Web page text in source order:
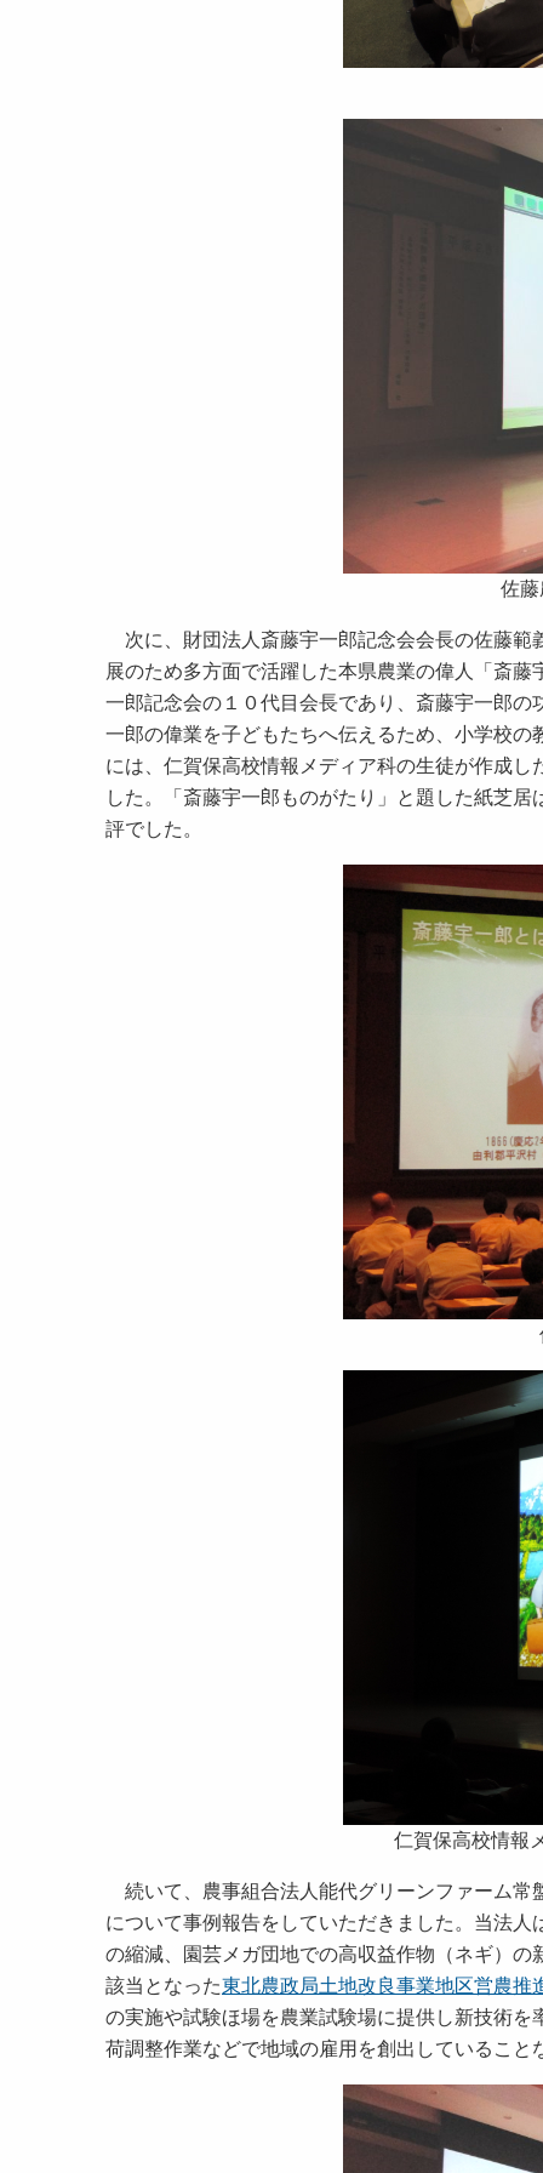
佐
次に、財団法人斎藤宇一郎記念会会長の佐藤範
展のため多方面で活躍した本県農業の偉人「斎
一郎記念会の１０代目会長であり、斎藤宇一郎
一郎の偉業を子どもたちへ伝えるため、小学校
には、仁賀保高校情報メディア科の生徒が作成
した。「斎藤宇一郎ものがたり」と題した紙芝
評でした。
仁賀保高校情報
続いて、農事組合法人能代グリーンファーム常
について事例報告をしていただきました。当法
の縮減、園芸メガ団地での高収益作物（ネギ）
該当となった東北農政局土地改良事業地区営農推
の実施や試験ほ場を農業試験場に提供し新技術
荷調整作業などで地域の雇用を創出していること